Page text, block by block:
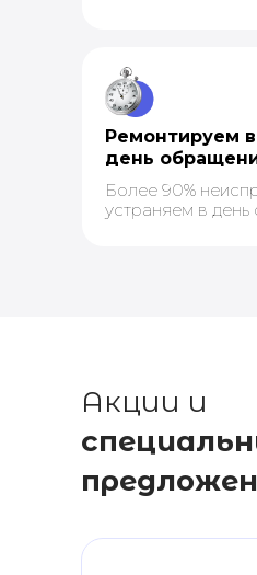
Более 90%
устраняем в
Ремонтируем в
день
Акции и